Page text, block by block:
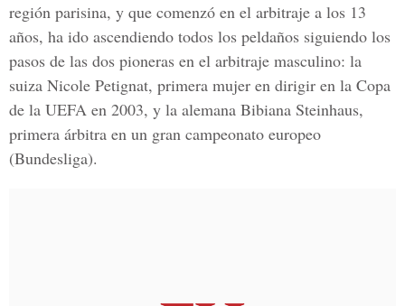
región parisina, y que comenzó en el arbitraje a los 13
años, ha ido ascendiendo todos los peldaños siguiendo los
pasos de las dos pioneras en el arbitraje masculino: la
suiza Nicole Petignat, primera mujer en dirigir en la Copa
de la UEFA en 2003, y la alemana Bibiana Steinhaus,
primera árbitra en un gran campeonato europeo
(Bundesliga).